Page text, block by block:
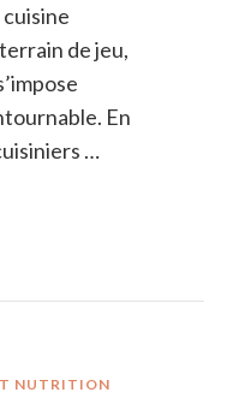
cuisine
de jeu,
En
…
NUTRITION